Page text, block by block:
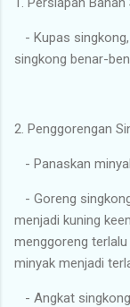
- Kupas
singkong benar-
2. Penggorengan
- Panaskan
- Goreng
menjadi kuning
menggoreng
minyak menjadi
- Angkat